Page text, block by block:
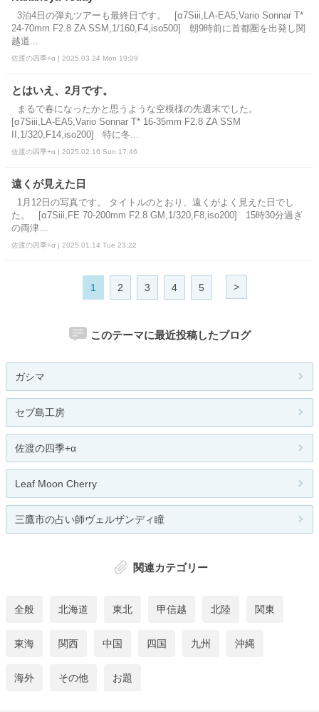
3泊4日の弾丸ツアーも最終日です。 [α7Siii,LA-EA5,Vario Sonnar T*
24-70mm F2.8 ZA SSM,1/160,F4,iso500] 朝9時前に首都圏を出発し関
越道...
佐渡の四季+α | 2025.03.24 Mon 19:09
とはいえ、2月です。
まるで春になったかと思うような空模様の先週末でした。
[α7Siii,LA-EA5,Vario Sonnar T* 16-35mm F2.8 ZA SSM
II,1/320,F14,iso200] 特に冬...
佐渡の四季+α | 2025.02.16 Sun 17:46
遠くが見えた日
1月12日の写真です。 タイトルのとおり、遠くがよく見えた日でし
た。 [α7Siii,FE 70-200mm F2.8 GM,1/320,F8,iso200] 15時30分過ぎ
の両津...
佐渡の四季+α | 2025.01.14 Tue 23:22
1 2 3 4 5 >
このテーマに最近投稿したブログ
ガシマ
セブ島工房
佐渡の四季+α
Leaf Moon Cherry
三鷹市の占い師ヴェルザンディ瞳
関連カテゴリー
全般 北海道 東北 甲信越 北陸 関東
東海 関西 中国 四国 九州 沖縄
海外 その他 お題